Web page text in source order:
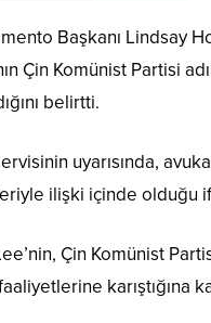
Başkanı Lindsay
Çin Komünist Partisi
belirtti.
uyarısında,
ilişki içinde olduğu
Çin Komünist
karıştığına